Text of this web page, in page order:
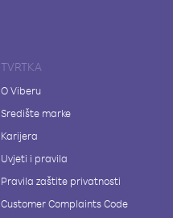
TVRTKA
O Viberu
Središte marke
Karijera
Uvjeti i pravila
Pravila zaštite privatnosti
Customer Complaints Code